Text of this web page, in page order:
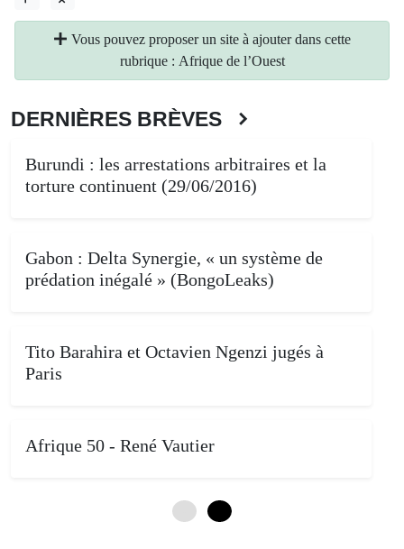
Vous pouvez proposer un site à ajouter dans cette
rubrique : Afrique de l’Ouest
DERNIÈRES BRÈVES
Burundi : les arrestations arbitraires et la
torture continuent (29/06/2016)
Gabon : Delta Synergie, « un système de
prédation inégalé » (BongoLeaks)
Tito Barahira et Octavien Ngenzi jugés à
Paris
Afrique 50 - René Vautier